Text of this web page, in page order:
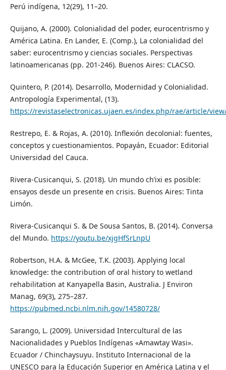
Perú indígena, 12(29), 11–20.
Quijano, A. (2000). Colonialidad del poder, eurocentrismo y
América Latina. En Lander, E. (Comp.), La colonialidad del
saber: eurocentrismo y ciencias sociales. Perspectivas
latinoamericanas (pp. 201-246). Buenos Aires: CLACSO.
Quintero, P. (2014). Desarrollo, Modernidad y Colonialidad.
Antropología Experimental, (13).
https://revistaselectronicas.ujaen.es/index.php/rae/article/
Restrepo, E. & Rojas, A. (2010). Inflexión decolonial: fuentes,
conceptos y cuestionamientos. Popayán, Ecuador: Editorial
Universidad del Cauca.
Rivera-Cusicanqui, S. (2018). Un mundo ch’ixi es posible:
ensayos desde un presente en crisis. Buenos Aires: Tinta
Limón.
Rivera-Cusicanqui S. & De Sousa Santos, B. (2014). Conversa
del Mundo. https://youtu.be/xjgHfSrLnpU
Robertson, H.A. & McGee, T.K. (2003). Applying local
knowledge: the contribution of oral history to wetland
rehabilitation at Kanyapella Basin, Australia. J Environ
Manag, 69(3), 275–287.
https://pubmed.ncbi.nlm.nih.gov/14580728/
Sarango, L. (2009). Universidad Intercultural de las
Nacionalidades y Pueblos Indígenas «Amawtay Wasi».
Ecuador / Chinchaysuyu. Instituto Internacional de la
UNESCO para la Educación Superior en América Latina y el